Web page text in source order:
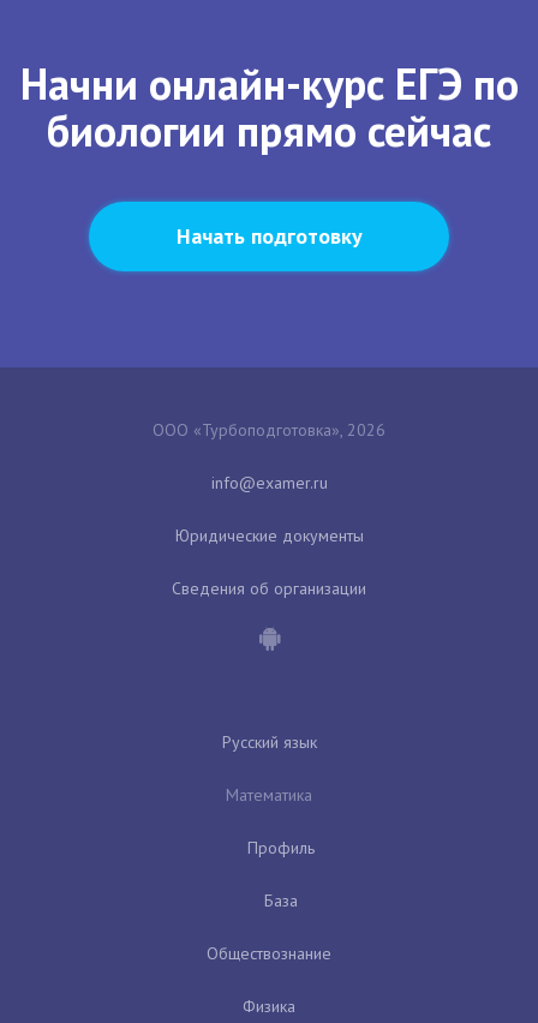
Начни онлайн-курс ЕГЭ по
биологии прямо сейчас
Начать подготовку
ООО «Турбоподготовка», 2026
Юридические документы
Сведения об организации
Русский язык
Математика
Профиль
База
Обществознание
Физика